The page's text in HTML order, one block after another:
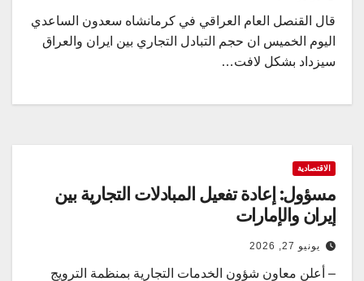
قال القنصل العام العراقي في كرمانشاه سعدون الساعدي
اليوم الخميس ان حجم التبادل التجاري بين ايران والعراق
سيزداد بشكل لافت…
الاقتصادية
مسؤول: إعادة تفعيل المبادلات التجارية بين
إيران والإمارات
يونيو 27, 2026
– أعلن معاون شؤون الخدمات التجارية بمنظمة الترويج